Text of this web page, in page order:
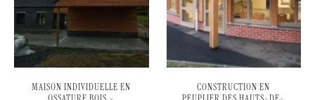
MAISON INDIVIDUELLE EN
CONSTRUCTION EN